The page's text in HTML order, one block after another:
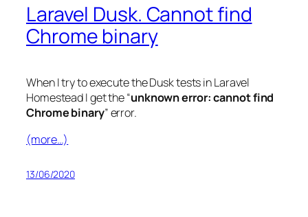
Laravel Dusk. Cannot find
Chrome binary
When I try to execute the Dusk tests in Laravel
Homestead I get the “unknown error: cannot find
Chrome binary” error.
(more…)
13/06/2020